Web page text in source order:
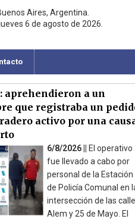
Aires, Argentina.
6 de agosto de 2026.
aprehendieron a un
que registraba un
activo por una
6/8/2026 ||
El operativo
fue llevado a cabo por
personal de la Estación
de Policía Comunal en
intersección de las
Alem y 25 de Mayo. El